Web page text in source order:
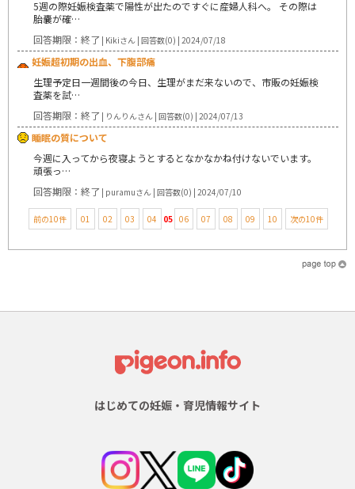
5週の際妊娠検査薬で陽性が出たのですぐに産婦人科へ。 その際は
胎嚢が確…
回答期限：終了 | Kikiさん | 回答数(0) | 2024/07/18
妊娠超初期の出血、下腹部痛
生理予定日一週間後の今日、生理がまだ来ないので、市販の妊娠検
査薬を試…
回答期限：終了 | りんりんさん | 回答数(0) | 2024/07/13
睡眠の質について
今週に入ってから夜寝ようとするとなかなかね付けないでいます。
頑張っ…
回答期限：終了 | puramuさん | 回答数(0) | 2024/07/10
前の10件 01 02 03 04 05 06 07 08 09 10 次の10件
はじめての妊娠・育児情報サイト